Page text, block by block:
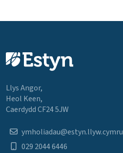
Llys Angor,
Heol Keen,
Caerdydd CF24 5JW
ymholiadau@estyn.llyw.cymru
029 2044 6446